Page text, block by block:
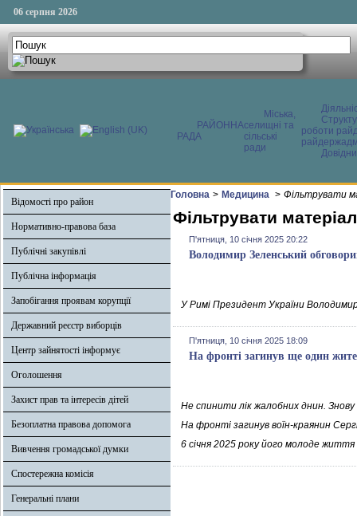
06 серпня 2026
РАЙОННА
РАДА
Міська,
селищні та
сільські
ради
роботи
Відомості про район
Нормативно-правова база
Публічні закупівлі
Публічна інформація
Запобігання проявам корупції
Державний реєстр виборців
Центр зайнятості інформує
Оголошення
Захист прав та інтересів дітей
Безоплатна правова допомога
Вивчення громадської думки
Спостережна комісія
Генеральні плани
Головна > Медицина > Фільтрувати
Фільтрувати
П'ятниця, 10 січня 2025 20:22
Володимир Зеленський
У Римі Президент України
П'ятниця, 10 січня 2025 18:09
На фронті загинув ще один
Не спинити лік жалобних днин.
На фронті загинув воїн-краянин
6 січня 2025 року його молоде життя